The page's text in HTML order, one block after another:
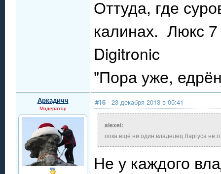
Оттуда, где
калинах. Люкс
Digitronic
"Пора уже,
Аркадичч
Модератор
#16 - 23 декабря 2013 в 05:41
alexei:
пока ещё ни один владелец Ларгуса не
Не у каждого